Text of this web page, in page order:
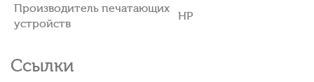
Производитель печатающих
устройств
HP
Ссылки